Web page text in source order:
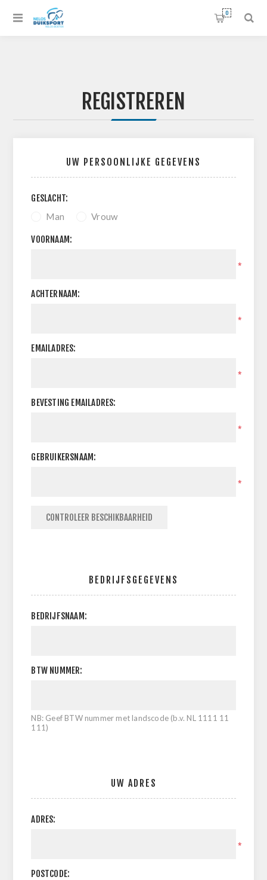
0
REGISTREREN
UW PERSOONLIJKE GEGEVENS
GESLACHT:
Man Vrouw
VOORNAAM:
*
ACHTERNAAM:
*
EMAILADRES:
*
BEVESTING EMAILADRES:
*
GEBRUIKERSNAAM:
*
CONTROLEER BESCHIKBAARHEID
BEDRIJFSGEGEVENS
BEDRIJFSNAAM:
BTW NUMMER:
NB: Geef BTW nummer met landscode (b.v. NL 1111 11
111)
UW ADRES
ADRES:
*
POSTCODE: